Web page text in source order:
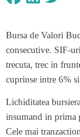
Bursa de Valori
consecutive. SIF-
trecuta, trec in
cuprinse intre 6%
Lichiditatea
insumand in prima
Cele mai